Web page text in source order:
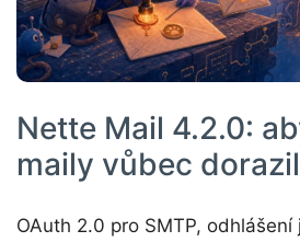
Nette Mail 4.2.0:
maily vůbec
OAuth 2.0 pro SMTP,